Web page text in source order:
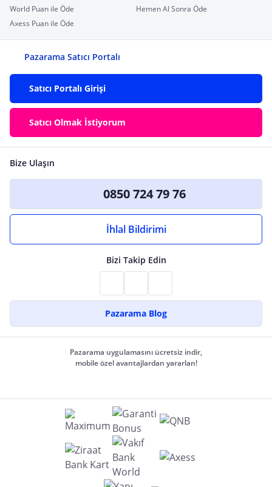
World Puan ile Öde
Hemen Al Sonra Öde
Axess Puan ile Öde
Pazarama Satıcı Portalı
Satıcı Portalı Girişi
Satıcı Olmak İstiyorum
Bize Ulaşın
0850 724 79 76
İhlal Bildirimi
Bizi Takip Edin
Pazarama Blog
Pazarama uygulamasını ücretsiz indir,
mobile özel avantajlardan yararlan!